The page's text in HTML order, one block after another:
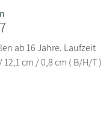
ab 16 Jahre. Laufzeit
cm / 0,8 cm ( B/H/T )